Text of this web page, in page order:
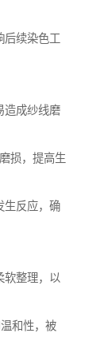
后续染色工
造成纱线磨
损，提高生
生反应，确
软整理，以
和性，被